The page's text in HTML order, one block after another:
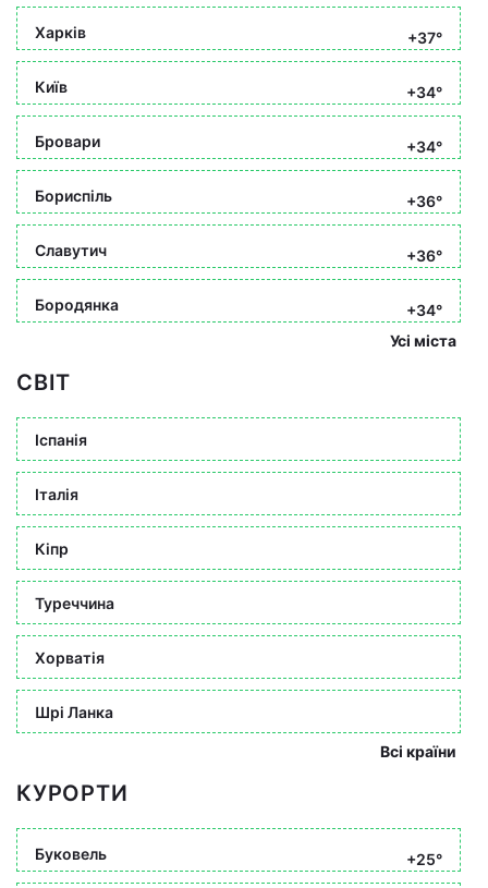
Харків +37°
Київ +34°
Бровари +34°
Бориспіль +36°
Славутич +36°
Бородянка
+34°
Усі міста
СВІТ
Іспанія
Італія
Кіпр
Туреччина
Хорватія
Шрі Ланка
Всі країни
КУРОРТИ
Буковель +25°